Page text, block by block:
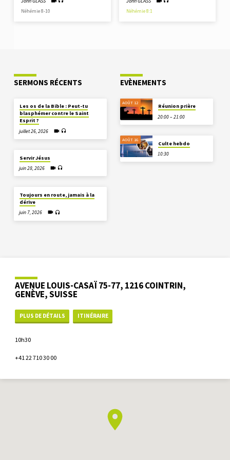
Néhémie 8-10 Néhémie 8:1
SERMONS RÉCENTS
Les os de la Bible : Peut-tu
blasphémer contre le Saint
Esprit ?
juillet 26, 2026
Servir Jésus
juin 28, 2026
Toujours en route, jamais à la
dérive
juin 7, 2026
EVÈNEMENTS
AOÛT 12
Réunion prière
20:00 – 21:00
AOÛT 16
Culte hebdo
10:30
AVENUE LOUIS-CASAÏ 75-77, 1216 COINTRIN,
GENÈVE, SUISSE
PLUS DE DÉTAILS ITINÉRAIRE
10h30
+41 22 710 30 00